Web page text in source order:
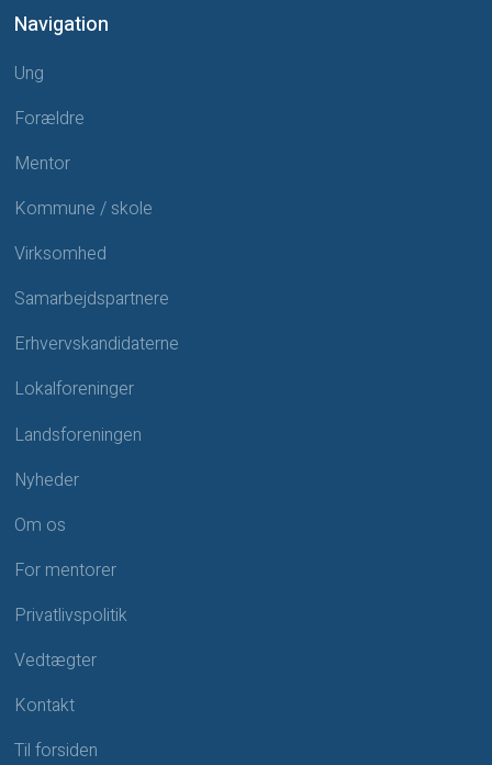
Navigation
Ung
Forældre
Mentor
Kommune / skole
Virksomhed
Samarbejdspartnere
Erhvervskandidaterne
Lokalforeninger
Landsforeningen
Nyheder
Om os
For mentorer
Privatlivspolitik
Vedtægter
Kontakt
Til forsiden